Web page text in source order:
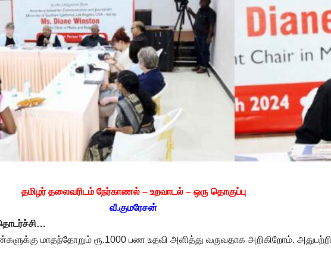
தமிழர் தலைவரிடம் நேர்காணல் – உறவாடல் – ஒரு தொகுப்பு
வீ.குமரேசன்
மாதந்தோறும் ரூ.1000 பண உதவி அளித்து வருவதாக அறிகிறோம். அதுபற்றி